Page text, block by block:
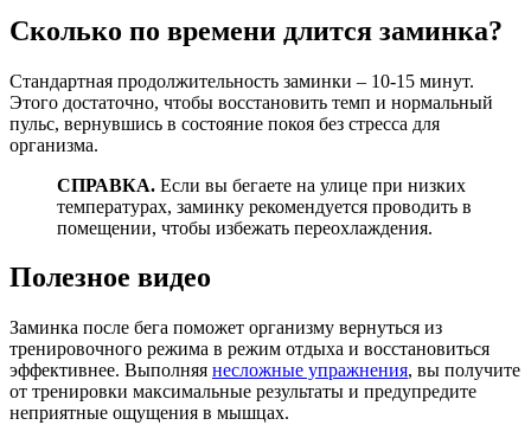
Сколько по времени длится заминка?
Стандартная продолжительность заминки – 10-15 минут.
Этого достаточно, чтобы восстановить темп и нормальный
пульс, вернувшись в состояние покоя без стресса для
организма.
СПРАВКА. Если вы бегаете на улице при низких
температурах, заминку рекомендуется проводить в
помещении, чтобы избежать переохлаждения.
Полезное видео
Заминка после бега поможет организму вернуться из
тренировочного режима в режим отдыха и восстановиться
эффективнее. Выполняя несложные упражнения, вы получите
от тренировки максимальные результаты и предупредите
неприятные ощущения в мышцах.